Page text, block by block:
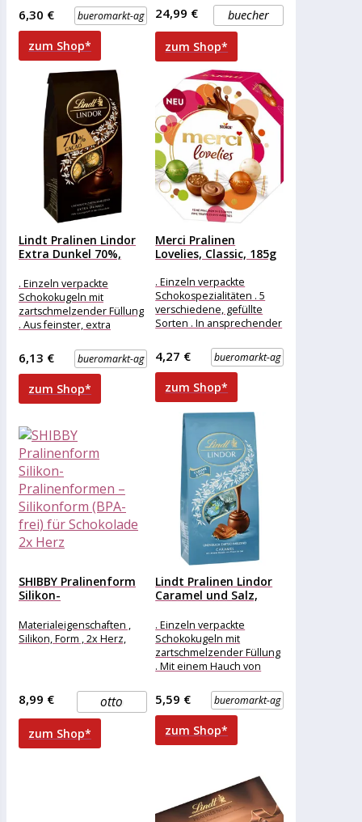
Schokolade Merkmale:
Verpackung: einzeln
verpackt Eigenschaft: ohne
Alkohol
bueromarkt-ag
6,30 €
zum Shop*
Klassiker, ausgefallene
Kreationen
buecher
24,99 €
zum Shop*
Lindt Pralinen Lindor
Extra Dunkel 70%,
. Einzeln verpackte
Schokokugeln mit
zartschmelzender Füllung
. Aus feinster, extra
min. 70% Kakaoanteil
Merkmale: Verpackung:
einzeln
bueromarkt-ag
6,13 €
zum Shop*
Merci Pralinen
Lovelies, Classic, 185g
. Einzeln verpackte
Schokospezialitäten . 5
verschiedene, gefüllte
Sorten . In ansprechender
Perfekt zum Anbieten und
Teilen Merkmale:
bueromarkt-ag
4,27 €
zum Shop*
SHIBBY Pralinenform
Silikon-
Silikonform (BPA-frei)
für...
Materialeigenschaften ,
Silikon, Form , 2x Herz,
otto
8,99 €
zum Shop*
Lindt Pralinen Lindor
Caramel und Salz,
. Einzeln verpackte
Schokokugeln mit
zartschmelzender Füllung
. Mit einem Hauch von
köstlichem Karamell
Merkmale: Verpackung:
bueromarkt-ag
5,59 €
zum Shop*